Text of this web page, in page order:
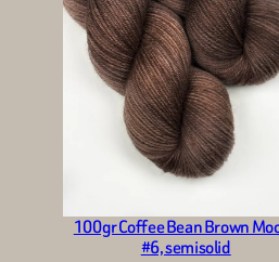
100gr Coffee Bean Brown
#6, semisolid